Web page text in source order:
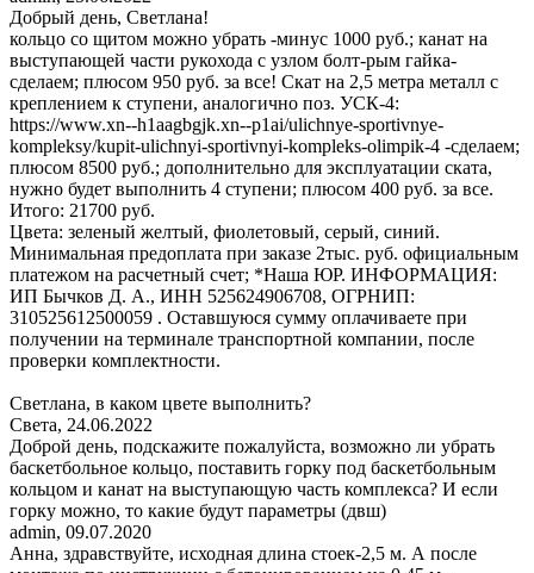
Добрый день, Светлана!
кольцо со щитом можно убрать -минус 1000 руб.; канат на
выступающей части рукохода с узлом болт-рым гайка-
сделаем; плюсом 950 руб. за все! Скат на 2,5 метра металл с
креплением к ступени, аналогично поз. УСК-4:
https://www.xn--h1aagbgjk.xn--p1ai/ulichnye-sportivnye-
kompleksy/kupit-ulichnyi-sportivnyi-kompleks-olimpik-4 -сделаем;
плюсом 8500 руб.; дополнительно для эксплуатации ската,
нужно будет выполнить 4 ступени; плюсом 400 руб. за все.
Итого: 21700 руб.
Цвета: зеленый желтый, фиолетовый, серый, синий.
Минимальная предоплата при заказе 2тыс. руб. официальным
платежом на расчетный счет; *Наша ЮР. ИНФОРМАЦИЯ:
ИП Бычков Д. А., ИНН 525624906708, ОГРНИП:
310525612500059 . Оставшуюся сумму оплачиваете при
получении на терминале транспортной компании, после
проверки комплектности.
Светлана, в каком цвете выполнить?
Света, 24.06.2022
Доброй день, подскажите пожалуйста, возможно ли убрать
баскетбольное кольцо, поставить горку под баскетбольным
кольцом и канат на выступающую часть комплекса? И если
горку можно, то какие будут параметры (двш)
admin, 09.07.2020
Анна, здравствуйте, исходная длина стоек-2,5 м. А после